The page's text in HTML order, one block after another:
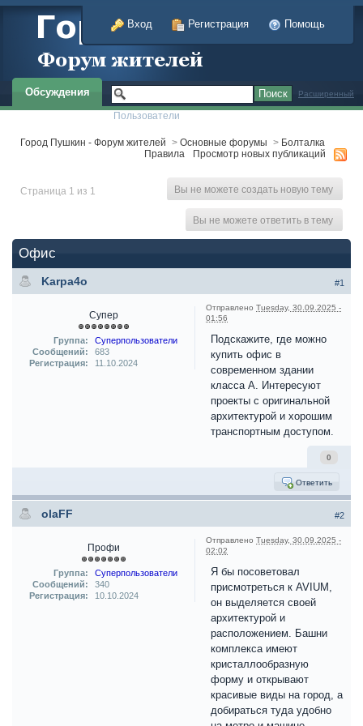
Вход Регистрация Помощь
Расширенный
Обсуждения
Пользователи
Город Пушкин - Форум жителей > Основные форумы > Болталка
Правила
Просмотр новых публикаций
Страница 1 из 1 Вы не можете создать новую тему
Вы не можете ответить в тему
Офис
#1
Karpa4o
Супер
Группа:
Суперпользователи
Сообщений:
683
Регистрация:
11.10.2024
Отправлено Tuesday, 30.09.2025 -
01:56
Подскажите, где можно
купить офис в
современном здании
класса А. Интересуют
проекты с оригинальной
архитектурой и хорошим
транспортным доступом.
0
Ответить
#2
olaFF
Профи
Группа:
Суперпользователи
Сообщений:
340
Регистрация:
10.10.2024
Отправлено Tuesday, 30.09.2025 -
02:02
Я бы посоветовал
присмотреться к AVIUM,
он выделяется своей
архитектурой и
расположением. Башни
комплекса имеют
кристаллообразную
форму и открывают
красивые виды на город, а
добираться туда удобно